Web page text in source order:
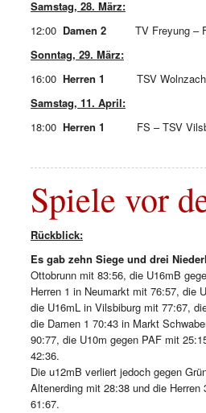
Samstag, 28. März:
12:00 Damen 2 TV Freyung –
Sonntag, 29. März:
16:00 Herren 1
TSV
Samstag, 11. April:
18:00 Herren 1 FS –
Spiele vor
Rückblick:
Es gab zehn Siege und drei
Ottobrunn mit 83:56, die U16mB
Herren 1 in Neumarkt mit 76:57, die
die U16mL in Vilsbiburg mit 77:67,
die Damen 1 70:43 in Markt
90:77, die U10m gegen PAF mit
42:36.
Die u12mB verliert jedoch gegen
Altenerding mit 28:38 und die
61:67.